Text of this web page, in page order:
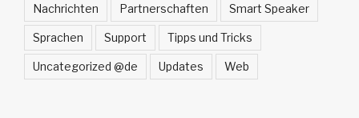
Nachrichten Partnerschaften Smart Speaker
Sprachen Support Tipps und Tricks
Uncategorized @de Updates Web